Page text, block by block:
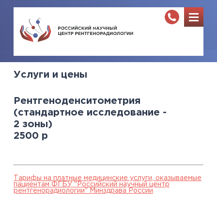
Услуги и цены
Рентгеноденситометрия
(стандартное исследование -
2 зоны)
2500 р
Тарифы на платные медицинские услуги, оказываемые
пациентам ФГБУ "Российский научный центр
рентгенорадиологии" Минздрава России